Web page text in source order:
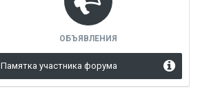
ОБЪЯВЛЕНИЯ
Памятка участника форума